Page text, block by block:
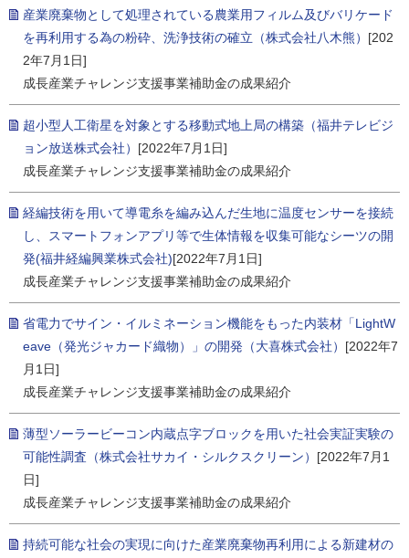
産業廃棄物として処理されている農業用フィルム及びバリケード
を再利用する為の粉砕、洗浄技術の確立（株式会社八木熊） [202
2年7月1日]
成長産業チャレンジ支援事業補助金の成果紹介
超小型人工衛星を対象とする移動式地上局の構築（福井テレビジ
ョン放送株式会社） [2022年7月1日]
成長産業チャレンジ支援事業補助金の成果紹介
経編技術を用いて導電糸を編み込んだ生地に温度センサーを接続
し、スマートフォンアプリ等で生体情報を収集可能なシーツの開
発(福井経編興業株式会社)[2022年7月1日]
成長産業チャレンジ支援事業補助金の成果紹介
省電力でサイン・イルミネーション機能をもった内装材「LightW
eave（発光ジャカード織物）」の開発（大喜株式会社） [2022年7
月1日]
成長産業チャレンジ支援事業補助金の成果紹介
薄型ソーラービーコン内蔵点字ブロックを用いた社会実証実験の
可能性調査（株式会社サカイ・シルクスクリーン） [2022年7月1
日]
成長産業チャレンジ支援事業補助金の成果紹介
持続可能な社会の実現に向けた産業廃棄物再利用による新建材の